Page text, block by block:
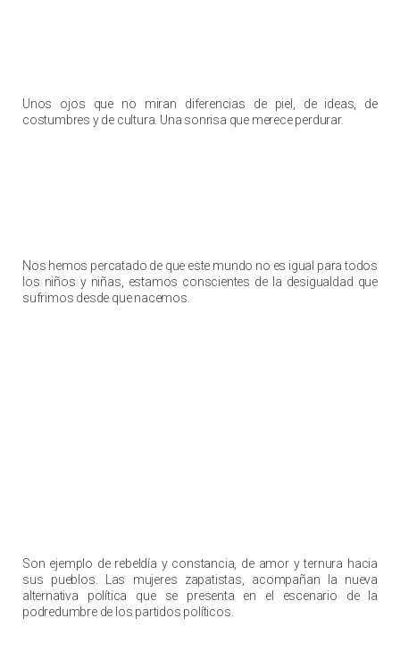
Unos ojos que no miran diferencias de piel, de ideas, de
costumbres y de cultura. Una sonrisa que merece perdurar.
Nos hemos percatado de que este mundo no es igual para todos
los niños y niñas, estamos conscientes de la desigualdad que
sufrimos desde que nacemos.
Son ejemplo de rebeldía y constancia, de amor y ternura hacia
sus pueblos. Las mujeres zapatistas, acompañan la nueva
alternativa política que se presenta en el escenario de la
podredumbre de los partidos políticos.